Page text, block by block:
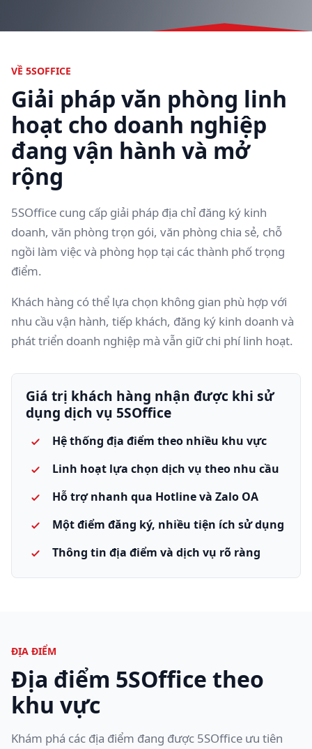
VỀ 5SOFFICE
Giải pháp văn phòng linh
hoạt cho doanh nghiệp
đang vận hành và mở
rộng
5SOffice cung cấp giải pháp địa chỉ đăng ký kinh
doanh, văn phòng trọn gói, văn phòng chia sẻ, chỗ
ngồi làm việc và phòng họp tại các thành phố trọng
điểm.
Khách hàng có thể lựa chọn không gian phù hợp với
nhu cầu vận hành, tiếp khách, đăng ký kinh doanh và
phát triển doanh nghiệp mà vẫn giữ chi phí linh hoạt.
Giá trị khách hàng nhận được khi sử
dụng dịch vụ 5SOffice
Hệ thống địa điểm theo nhiều khu vực
Linh hoạt lựa chọn dịch vụ theo nhu cầu
Hỗ trợ nhanh qua Hotline và Zalo OA
Một điểm đăng ký, nhiều tiện ích sử dụng
Thông tin địa điểm và dịch vụ rõ ràng
ĐỊA ĐIỂM
Địa điểm 5SOffice theo
khu vực
Khám phá các địa điểm đang được 5SOffice ưu tiên